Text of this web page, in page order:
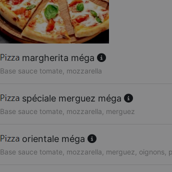
margherita méga
Base sauce tomate, mozzarella
spéciale merguez méga
Base sauce tomate, mozzarella, merguez
orientale méga
Base sauce tomate, mozzarella, merguez, oignons,